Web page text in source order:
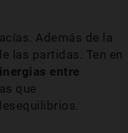
Además de la
las partidas. Ten en
entre
que